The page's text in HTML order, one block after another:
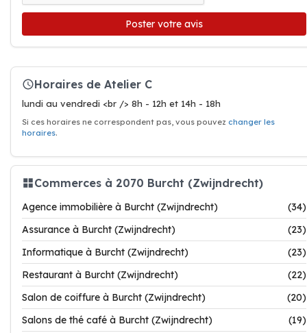
Poster votre avis
Horaires de Atelier C
lundi au vendredi <br /> 8h - 12h et 14h - 18h
Si ces horaires ne correspondent pas, vous pouvez changer les
horaires.
Commerces à 2070 Burcht (Zwijndrecht)
Agence immobilière à Burcht (Zwijndrecht)
(34)
Assurance à Burcht (Zwijndrecht)
(23)
Informatique à Burcht (Zwijndrecht)
(23)
Restaurant à Burcht (Zwijndrecht)
(22)
Salon de coiffure à Burcht (Zwijndrecht)
(20)
Salons de thé café à Burcht (Zwijndrecht)
(19)